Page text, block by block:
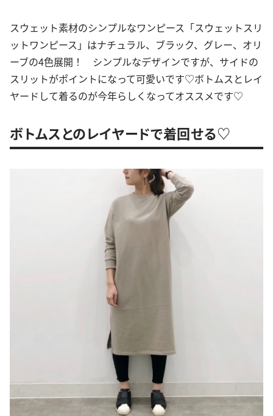
スウェット素材のシンプルなワンピース「スウェットスリ
ットワンピース」はナチュラル、ブラック、グレー、オリ
ーブの4色展開！ シンプルなデザインですが、サイドの
スリットがポイントになって可愛いです♡ボトムスとレイ
ヤードして着るのが今年らしくなってオススメです♡
ボトムスとのレイヤードで着回せる♡